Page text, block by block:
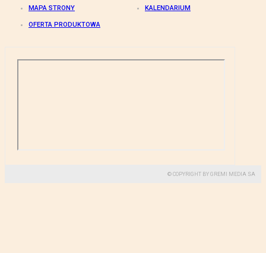
MAPA STRONY KALENDARIUM
OFERTA PRODUKTOWA
© COPYRIGHT BY GREMI MEDIA SA